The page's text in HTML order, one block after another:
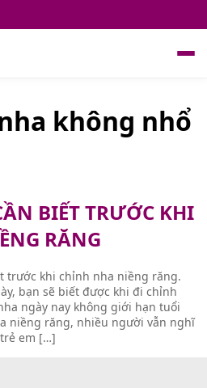
không nhổ
BIẾT TRƯỚC KHI
RĂNG
trước khi chỉnh nha niềng răng.
bạn sẽ biết được khi đi chỉnh
ngày nay không giới hạn tuổi
niềng răng, nhiều người vẫn nghĩ
em […]